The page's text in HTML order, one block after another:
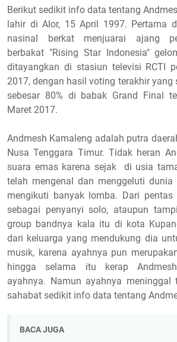
Berikut sedikit info data tentang
lahir di Alor, 15 April 1997. Pertama
nasinal berkat menjuarai ajang
berbakat "Rising Star Indonesia"
ditayangkan di stasiun televisi RCTI
2017, dengan hasil voting terakhir yang
sebesar 80% di babak Grand Final
Maret 2017.
Andmesh Kamaleng adalah putra
Nusa Tenggara Timur. Tidak heran
suara emas karena sejak di usia
telah mengenal dan menggeluti dunia
mengikuti banyak lomba. Dari
sebagai penyanyi solo, ataupun
group bandnya kala itu di kota
dari keluarga yang mendukung dia
musik, karena ayahnya pun
hingga selama itu kerap
ayahnya. Namun ayahnya meninggal
sahabat sedikit info data tentang
BACA JUGA